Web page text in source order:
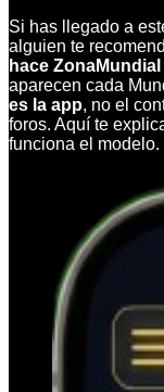
Si has llegado a
alguien te
hace
aparecen cada
es la app, no el
foros. Aquí te
funciona el modelo.